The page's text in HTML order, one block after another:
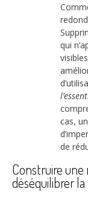
qui
cas,
de
Construire une
déséquilibrer la